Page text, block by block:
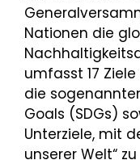
Nationen die
umfasst 17
die
Goals (SDGs)
Unterziele, mit
unserer Welt“